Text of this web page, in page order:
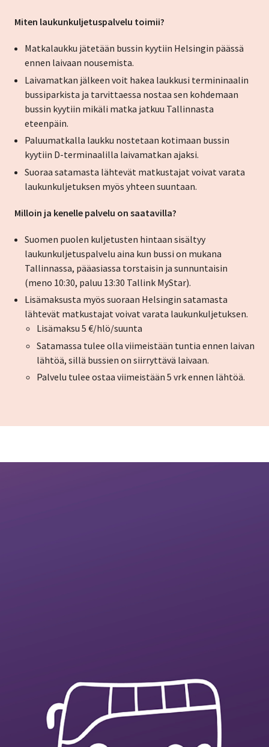
Miten laukunkuljetuspalvelu toimii?
Matkalaukku jätetään bussin kyytiin Helsingin päässä
ennen laivaan nousemista.
Laivamatkan jälkeen voit hakea laukkusi termininaalin
bussiparkista ja tarvittaessa nostaa sen kohdemaan
bussin kyytiin mikäli matka jatkuu Tallinnasta
eteenpäin.
Paluumatkalla laukku nostetaan kotimaan bussin
kyytiin D-terminaalilla laivamatkan ajaksi.
Suoraa satamasta lähtevät matkustajat voivat varata
laukunkuljetuksen myös yhteen suuntaan.
Milloin ja kenelle palvelu on saatavilla?
Suomen puolen kuljetusten hintaan sisältyy
laukunkuljetuspalvelu aina kun bussi on mukana
Tallinnassa, pääasiassa torstaisin ja sunnuntaisin
(meno 10:30, paluu 13:30 Tallink MyStar).
Lisämaksusta myös suoraan Helsingin satamasta
lähtevät matkustajat voivat varata laukunkuljetuksen.
Lisämaksu 5 €/hlö/suunta
Satamassa tulee olla viimeistään tuntia ennen laivan
lähtöä, sillä bussien on siirryttävä laivaan.
Palvelu tulee ostaa viimeistään 5 vrk ennen lähtöä.